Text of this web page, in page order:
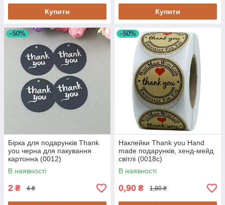
Купити Купити
–50%
Бірка для подарунків Thank
you черна для пакування
картонна (0012)
В наявності
2 ₴ 4 ₴
–50%
Наклейки Thank you Hand
made подарунків, хенд-мейд
світлі (0018с)
В наявності
0,90 ₴ 1,80 ₴